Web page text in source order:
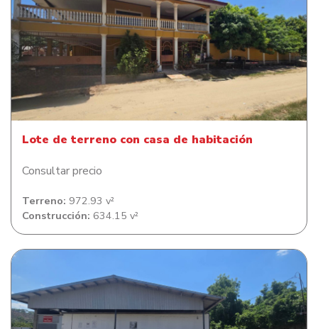
Lote de terreno con casa de habitación
Lote de terreno con casa de habitación
Consultar precio
Terreno: 972.93 v²
Construcción: 634.15 v²